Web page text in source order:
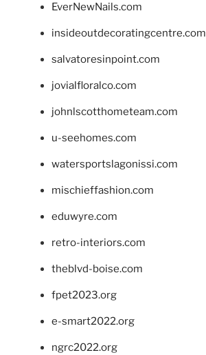
EverNewNails.com
insideoutdecoratingcentre.com
salvatoresinpoint.com
jovialfloralco.com
johnlscotthometeam.com
u-seehomes.com
watersportslagonissi.com
mischieffashion.com
eduwyre.com
retro-interiors.com
theblvd-boise.com
fpet2023.org
e-smart2022.org
ngrc2022.org